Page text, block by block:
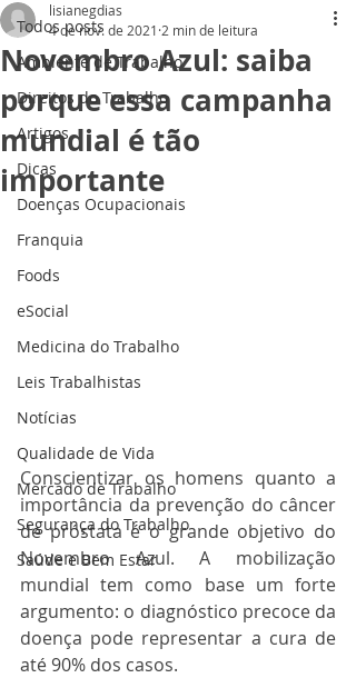
Todos posts
Ambiente de Trabalho
Direitos do Trabalho
Artigos
Dicas
Doenças Ocupacionais
Franquia
Foods
eSocial
Medicina do Trabalho
Leis Trabalhistas
Notícias
Qualidade de Vida
Mercado de Trabalho
Segurança do Trabalho
Saúde e Bem Estar
Novembro Azul: saiba
porque essa campanha
mundial é tão
importante
lisianegdias
4 de nov. de 2021 2 min de leitura
Conscientizar os homens quanto a
importância da prevenção do câncer
de próstata é o grande objetivo do
Novembro Azul. A mobilização
mundial tem como base um forte
argumento: o diagnóstico precoce da
doença pode representar a cura de
até 90% dos casos.